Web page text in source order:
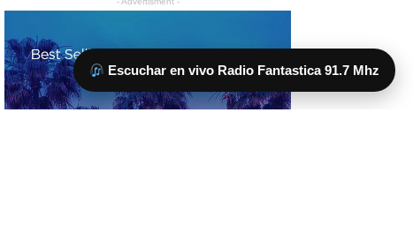
Escuchar en vivo Radio Fantastica 91.7 Mhz